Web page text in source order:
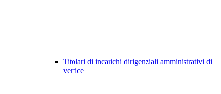
Titolari di incarichi dirigenziali amministrativi di
vertice